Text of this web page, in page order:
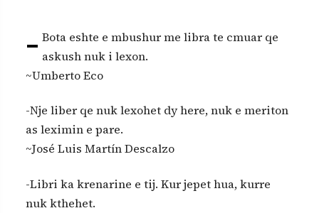
- Bota eshte e mbushur me libra te cmuar qe
askush nuk i lexon.
~Umberto Eco
-Nje liber qe nuk lexohet dy here, nuk e meriton
as leximin e pare.
~José Luis Martín Descalzo
-Libri ka krenarine e tij. Kur jepet hua, kurre
nuk kthehet.